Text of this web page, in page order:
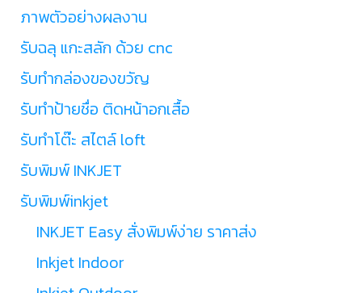
ภาพตัวอย่างผลงาน
รับฉลุ แกะสลัก ด้วย cnc
รับทำกล่องของขวัญ
รับทำป้ายชื่อ ติดหน้าอกเสื้อ
รับทำโต๊ะ สไตล์ loft
รับพิมพ์ INKJET
รับพิมพ์inkjet
INKJET Easy สั่งพิมพ์ง่าย ราคาส่ง
Inkjet Indoor